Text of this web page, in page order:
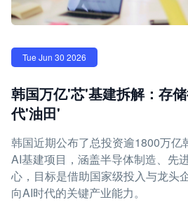
Tue Jun 30 2026
韩国万亿'芯'基建拆解：存
代'油田'
韩国近期公布了总投资逾1800万亿
AI基建项目，涵盖半导体制造、先
心，目标是借助国家级投入与龙头
向AI时代的关键产业能力。